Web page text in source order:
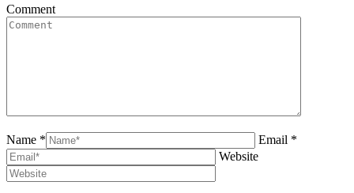
Comment
Name *
Email *
Website